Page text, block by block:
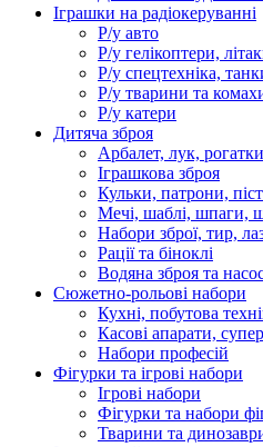
Іграшки на радіокеруванні
Р/у авто
Р/у гелікоптери,
Р/у спецтехніка,
Р/у тварини та
Р/у катери
Дитяча зброя
Арбалет, лук, рогатки
Іграшкова зброя
Кульки, патрони,
Мечі, шаблі, шпаги,
Набори зброї, тир,
Рації та біноклі
Водяна зброя та
Сюжетно-рольові набори
Кухні, побутова
Касові апарати,
Набори професій
Фігурки та ігрові набори
Ігрові набори
Фігурки та набори
Тварини та